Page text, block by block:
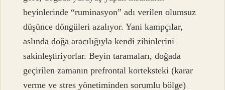
beyinlerinde “ruminasyon” adı verilen olumsuz
düşünce döngüleri azalıyor. Yani kampçılar,
aslında doğa aracılığıyla kendi zihinlerini
sakinleştiriyorlar. Beyin taramaları, doğada
geçirilen zamanın prefrontal korteksteki (karar
verme ve stres yönetiminden sorumlu bölge)